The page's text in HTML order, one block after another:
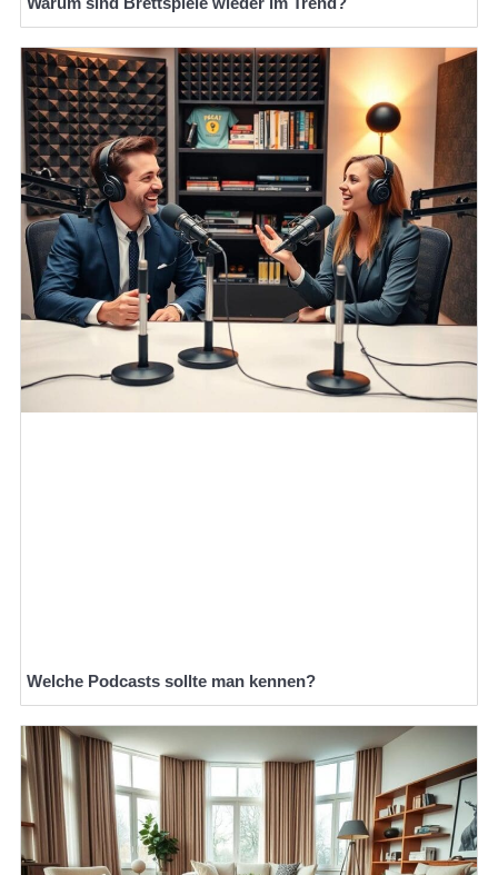
Welche Podcasts sollte man kennen?